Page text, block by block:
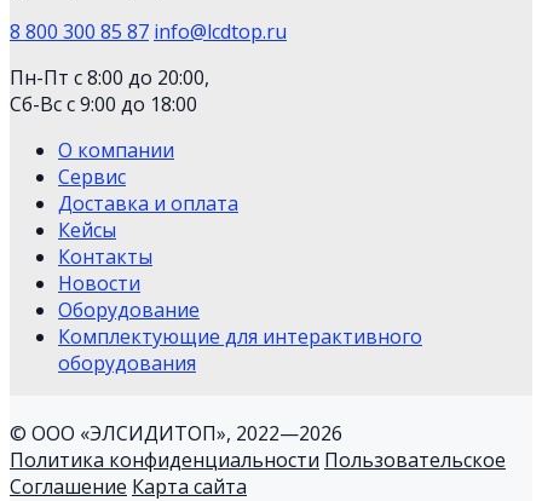
8 800 300 85 87 info@lcdtop.ru
Пн-Пт с 8:00 до 20:00,
Сб-Вс с 9:00 до 18:00
О компании
Сервис
Доставка и оплата
Кейсы
Контакты
Новости
Оборудование
Комплектующие для интерактивного
оборудования
© ООО «ЭЛСИДИТОП», 2022—2026
Политика конфиденциальности Пользовательское
Соглашение Карта сайта